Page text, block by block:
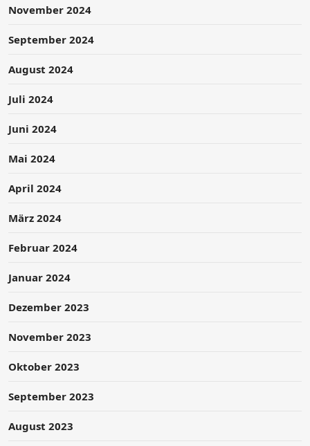
November 2024
September 2024
August 2024
Juli 2024
Juni 2024
Mai 2024
April 2024
März 2024
Februar 2024
Januar 2024
Dezember 2023
November 2023
Oktober 2023
September 2023
August 2023